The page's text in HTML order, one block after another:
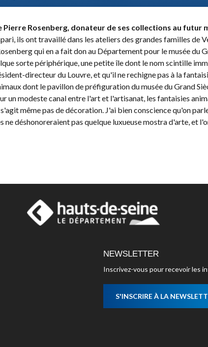
Rosenberg, donateur de ses collections au futur
ils ont travaillé dans les ateliers des grandes familles de
qui en a fait don au Département pour le musée du
sorte périphérique, une petite île dont le nom scintille
directeur du Louvre, et qu'il ne rechigne pas à la
dont le pavillon de préfiguration du musée du Grand
un modeste canal entre l'art et l'artisanat, les fantaisies
même pas de décoration. J'ai bien conscience qu'on
ne déshonoreraient pas quelque luxueuse mostra d'arte, et
NEWSLETTER
Inscrivez-vous pour recevoir les
S'INSCRIRE À LA